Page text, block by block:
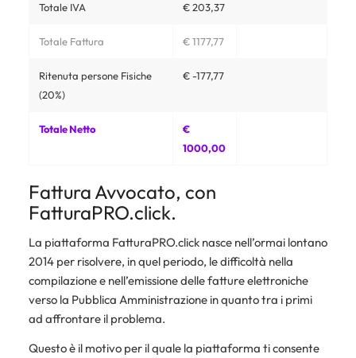
Totale IVA € 203,37
Totale Fattura € 1177,77
Ritenuta persone Fisiche
(20%)
€ -177,77
Totale Netto
€
1000,00
Fattura Avvocato, con
FatturaPRO.click.
La piattaforma FatturaPRO.click nasce nell’ormai lontano
2014 per risolvere, in quel periodo, le difficoltà nella
compilazione e nell’emissione delle fatture elettroniche
verso la Pubblica Amministrazione in quanto tra i primi
ad affrontare il problema.
Questo è il motivo per il quale la piattaforma ti consente